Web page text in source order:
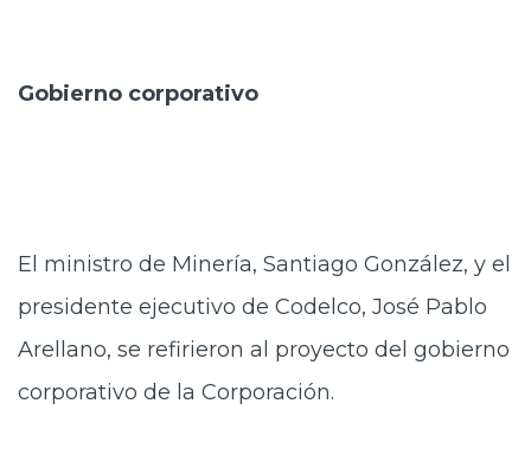
Gobierno corporativo
El ministro de Minería, Santiago González, y el
presidente ejecutivo de Codelco, José Pablo
Arellano, se refirieron al proyecto del gobierno
corporativo de la Corporación.